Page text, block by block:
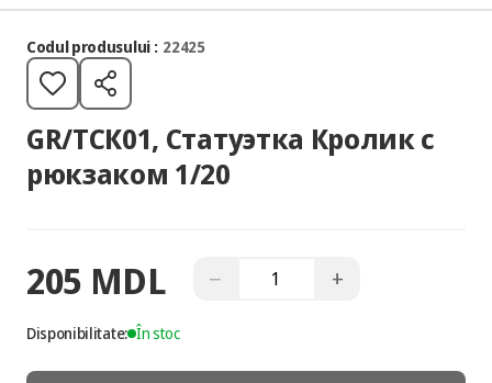
Codul produsului : 22425
GR/ТСК01, Статуэтка Кролик с
рюкзаком 1/20
205 MDL − +
Disponibilitate: În stoc